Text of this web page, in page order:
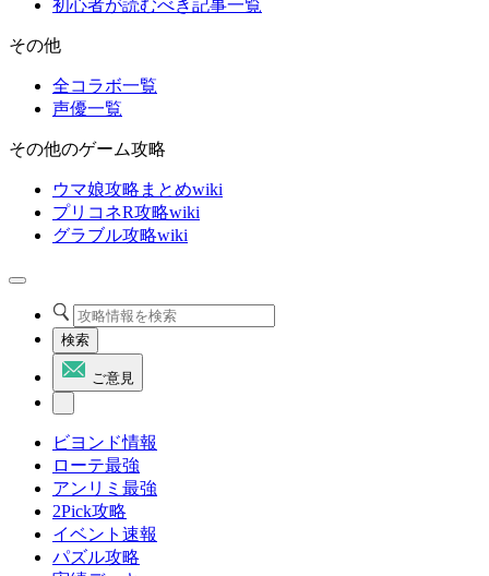
初心者が読むべき記事一覧
その他
全コラボ一覧
声優一覧
その他のゲーム攻略
ウマ娘攻略まとめwiki
プリコネR攻略wiki
グラブル攻略wiki
検索
ご意見
ビヨンド情報
ローテ最強
アンリミ最強
2Pick攻略
イベント速報
パズル攻略